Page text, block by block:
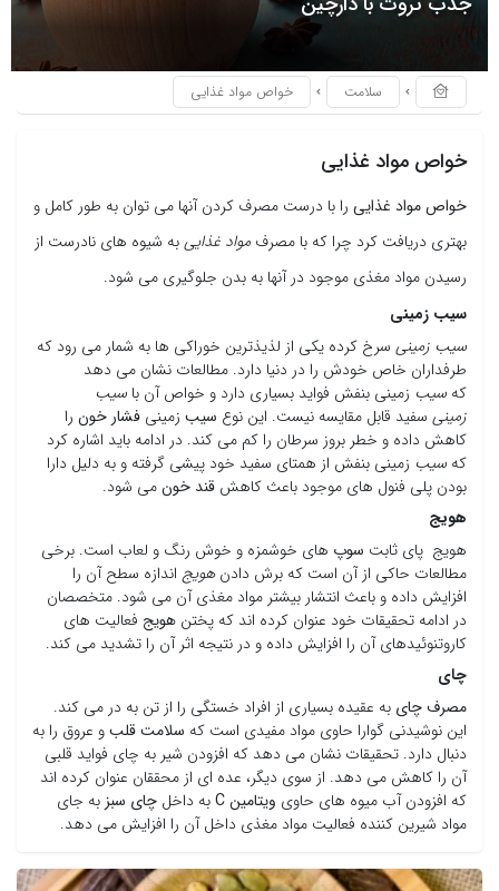
سلامت خواص مواد غذایی
خواص مواد غذایی
خواص مواد غذایی را با درست مصرف کردن آنها می توان به طور کامل و
بهتری دریافت کرد چرا که با مصرف مواد غذاییبه شیوه های نادرست از
رسیدن مواد مغذی موجود در آنها به بدن جلوگیری می شود.
سیب زمینی
سیب زمینی سرخ کرده یکی از لذیذترین خوراکی ها به شمار می رود که
طرفداران خاص خودش را در دنیا دارد. مطالعات نشان می دهد
که سیب زمینی بنفش فواید بسیاری دارد و خواص آن با سیب
زمینی سفید قابل مقایسه نیست. این نوع سیب زمینی فشار خون را
کاهش داده و خطر بروز سرطان را کم می کند. در ادامه باید اشاره کرد
که سیب زمینی بنفش از همتای سفید خود پیشی گرفته و به دلیل دارا
بودن پلی فنول های موجود باعث کاهش قند خونمی شود.
هویج
هویج پای ثابت سوپ های خوشمزه و خوش رنگ و لعاب است. برخی
مطالعات حاکی از آن است که برش دادنهویج اندازه سطح آن را
افزایش داده و باعث انتشار بیشتر مواد مغذی آن می شود. متخصصان
در ادامه تحقیقات خود عنوان کرده اند که پختن هویج فعالیت های
کاروتنوئیدهای آن را افزایش داده و در نتیجه اثر آن را تشدید می کند.
چای
مصرف چای به عقیده بسیاری از افراد خستگی را از تن به در می کند.
این نوشیدنی گوارا حاوی مواد مفیدی است که سلامت قلبو عروق را به
دنبال دارد. تحقیقات نشان می دهد که افزودن شیر به چای فواید قلبی
آن را کاهش می دهد. از سوی دیگر، عده ای از محققان عنوان کرده اند
که افزودن آب میوه های حاوی ویتامین C به داخل چای سبز به جای
مواد شیرین کننده فعالیت مواد مغذی داخل آن را افزایش می دهد.